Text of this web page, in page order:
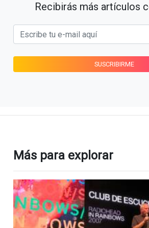
Recibirás más artículos
Más para explorar